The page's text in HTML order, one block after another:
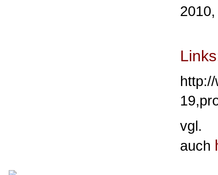
vgl.
auch